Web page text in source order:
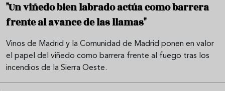
"Un viñedo bien labrado actúa como barrera
frente al avance de las llamas"
Vinos de Madrid y la Comunidad de Madrid ponen en valor
el papel del viñedo como barrera frente al fuego tras los
incendios de la Sierra Oeste.